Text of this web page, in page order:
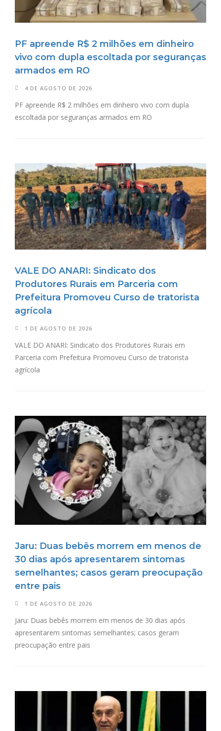
PF apreende R$ 2 milhões em dinheiro
vivo com dupla escoltada por seguranças
armados em RO
4 DE AGOSTO DE 2026
PF apreende R$ 2 milhões em dinheiro vivo com dupla
escoltada por seguranças armados em RO
VALE DO ANARI: Sindicato dos
Produtores Rurais em Parceria com
Prefeitura Promoveu Curso de tratorista
agrícola
1 DE AGOSTO DE 2026
VALE DO ANARI: Sindicato dos Produtores Rurais em
Parceria com Prefeitura Promoveu Curso de tratorista
agrícola
Jaru: Duas bebês morrem em menos de
30 dias após apresentarem sintomas
semelhantes; casos geram preocupação
entre pais
1 DE AGOSTO DE 2026
Jaru: Duas bebês morrem em menos de 30 dias após
apresentarem sintomas semelhantes; casos geram
preocupação entre pais